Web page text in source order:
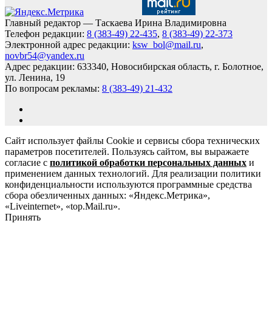
Главный редактор — Таскаева Ирина Владимировна
Телефон редакции: 8 (383-49) 22-435, 8 (383-49) 22-373
Электронной адрес редакции: ksw_bol@mail.ru,
novbr54@yandex.ru
Адрес редакции: 633340, Новосибирская область, г. Болотное,
ул. Ленина, 19
По вопросам рекламы: 8 (383-49) 21-432
Сайт использует файлы Cookie и сервисы сбора технических
параметров посетителей. Пользуясь сайтом, вы выражаете
согласие с политикой обработки персональных данных и
применением данных технологий. Для реализации политики
конфиденциальности используются программные средства
сбора обезличенных данных: «Яндекс.Метрика»,
«Liveinternet», «top.Mail.ru».
Принять